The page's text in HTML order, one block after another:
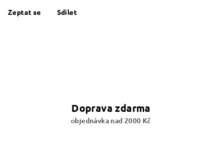
Zeptat se Sdílet
Doprava zdarma
objednávka nad 2000 Kč